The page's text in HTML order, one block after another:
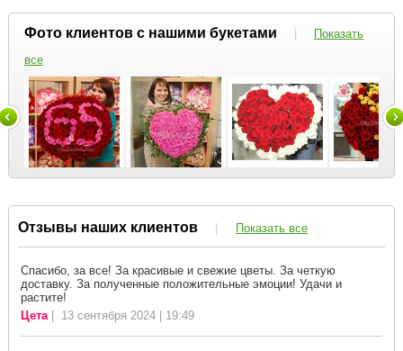
Фото клиентов с нашими букетами |
Показать
все
Отзывы наших клиентов | Показать все
Спасибо, за все! За красивые и свежие цветы. За четкую
доставку. За полученные положительные эмоции! Удачи и
растите!
Цета| 13 сентября 2024 | 19:49